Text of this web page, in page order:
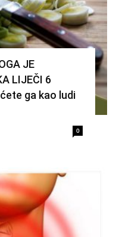
JE
LIJEČI 6
ga kao ludi
0